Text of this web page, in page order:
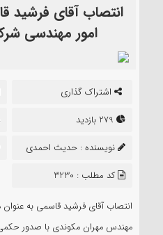
انتصاب آقای فرشید
امور مهندسی
اشتراک گذاری
نویسنده : حدیث احمدی
سعیدکد مطلب : 3230
انتصاب آقای فرشید قاسمی به عنوان
مهندس مهران مکوندی با صدور